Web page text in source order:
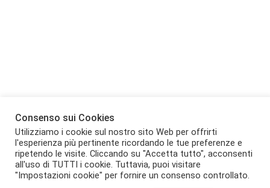
Consenso sui Cookies
Utilizziamo i cookie sul nostro sito Web per offrirti
l'esperienza più pertinente ricordando le tue preferenze e
ripetendo le visite. Cliccando su "Accetta tutto", acconsenti
all'uso di TUTTI i cookie. Tuttavia, puoi visitare
"Impostazioni cookie" per fornire un consenso controllato.